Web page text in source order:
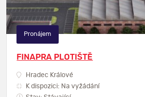
FINAPRA PLOTIŠTĚ
Hradec Králové
K dispozici: Na vyžádání
Pronájem